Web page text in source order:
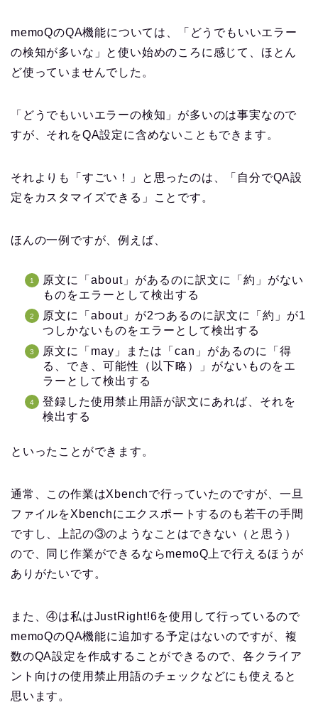
memoQのQA機能については、「どうでもいいエラー
の検知が多いな」と使い始めのころに感じて、ほとん
ど使っていませんでした。
「どうでもいいエラーの検知」が多いのは事実なので
すが、それをQA設定に含めないこともできます。
それよりも「すごい！」と思ったのは、「自分でQA設
定をカスタマイズできる」ことです。
ほんの一例ですが、例えば、
原文に「about」があるのに訳文に「約」がない
ものをエラーとして検出する
原文に「about」が2つあるのに訳文に「約」が1
つしかないものをエラーとして検出する
原文に「may」または「can」があるのに「得
る、でき、可能性（以下略）」がないものをエ
ラーとして検出する
登録した使用禁止用語が訳文にあれば、それを
検出する
といったことができます。
通常、この作業はXbenchで行っていたのですが、一旦
ファイルをXbenchにエクスポートするのも若干の手間
ですし、上記の③のようなことはできない（と思う）
ので、同じ作業ができるならmemoQ上で行えるほうが
ありがたいです。
また、④は私はJustRight!6を使用して行っているので
memoQのQA機能に追加する予定はないのですが、複
数のQA設定を作成することができるので、各クライア
ント向けの使用禁止用語のチェックなどにも使えると
思います。